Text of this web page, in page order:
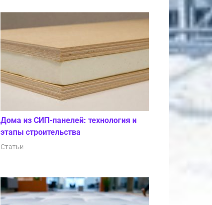
Дома из СИП-панелей: технология и
этапы строительства
Статьи